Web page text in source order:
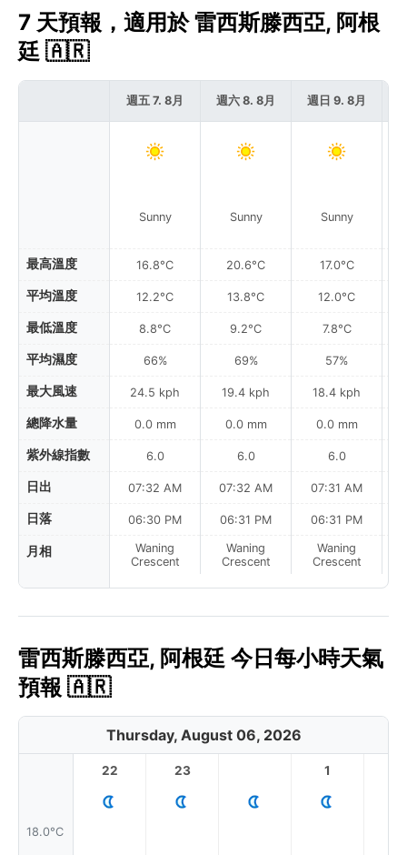
7 天預報，適用於 雷西斯滕西亞, 阿根
廷 🇦🇷
最高溫度
平均溫度
最低溫度
平均濕度
最大風速
總降水量
紫外線指數
日出
日落
月相
週五 7. 8月
Sunny
16.8°C
12.2°C
8.8°C
66%
24.5 kph
0.0 mm
6.0
07:32 AM
06:30 PM
Waning
Crescent
週六 8. 8月
Sunny
20.6°C
13.8°C
9.2°C
69%
19.4 kph
0.0 mm
6.0
07:32 AM
06:31 PM
Waning
Crescent
週日 9. 8月
Sunny
17.0°C
12.0°C
7.8°C
57%
18.4 kph
0.0 mm
6.0
07:31 AM
06:31 PM
Waning
Crescent
雷西斯滕西亞, 阿根廷 今日每小時天氣
預報 🇦🇷
Thursday, August 06, 2026
18.0°C
22 23 1